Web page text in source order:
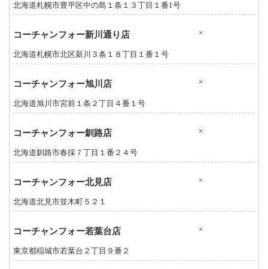
北海道札幌市豊平区中の島１条１３丁目１番1号
コーチャンフォー新川通り店 ×
北海道札幌市北区新川３条１８丁目１番１号
コーチャンフォー旭川店 ×
北海道旭川市宮前１条２丁目４番１号
コーチャンフォー釧路店 ×
北海道釧路市春採７丁目１番２４号
コーチャンフォー北見店 ×
北海道北見市並木町５２１
コーチャンフォー若葉台店 ×
東京都稲城市若葉台２丁目９番２